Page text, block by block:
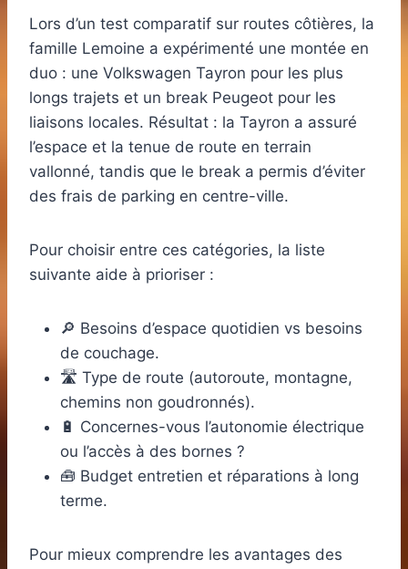
Lors d’un test comparatif sur routes côtières, la
famille Lemoine a expérimenté une montée en
duo : une Volkswagen Tayron pour les plus
longs trajets et un break Peugeot pour les
liaisons locales. Résultat : la Tayron a assuré
l’espace et la tenue de route en terrain
vallonné, tandis que le break a permis d’éviter
des frais de parking en centre-ville.
Pour choisir entre ces catégories, la liste
suivante aide à prioriser :
🔎 Besoins d’espace quotidien vs besoins
de couchage.
🛣️ Type de route (autoroute, montagne,
chemins non goudronnés).
🔋 Concernes-vous l’autonomie électrique
ou l’accès à des bornes ?
🧰 Budget entretien et réparations à long
terme.
Pour mieux comprendre les avantages des